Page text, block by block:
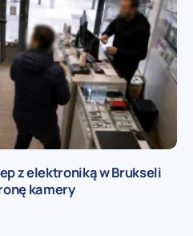
z elektroniką w Brukseli
kamery